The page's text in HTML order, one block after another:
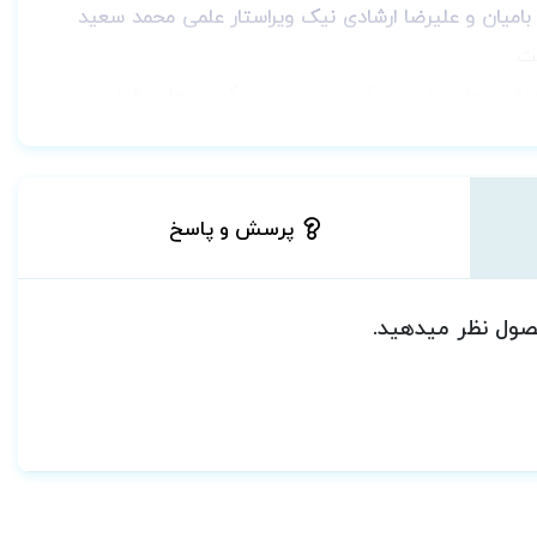
و علیرضا ارشادی نیک ویراستار علمی محمد سعید
بیماری
در فصول این کتاب آورده شده است.
اختصاص میدهد. هر کدام از انواع آنمی ها روش های
کتاب ها و مقالات و منابع مختلف گردآوری و نوشته
اختلالات ماکروسیتیک مانند آنمی مگالوبلاستیک،
به درک مناسبی از آنمی ها دست یافت و در صورت
پرسش و پاسخ
نظر میدهید.